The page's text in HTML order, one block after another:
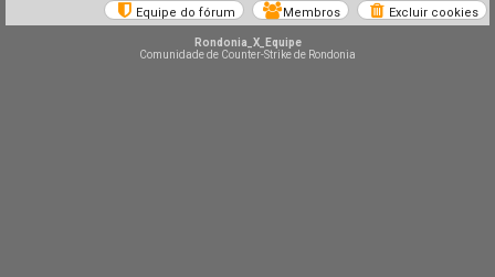
Excluir cookies
Membros
Equipe do fórum
Rondonia_X_Equipe
Comunidade de Counter-Strike de Rondonia